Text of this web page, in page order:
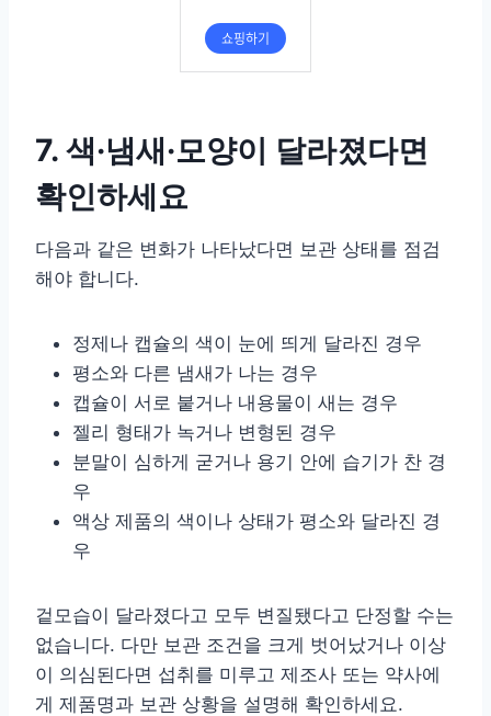
7. 색·냄새·모양이 달라졌다면
확인하세요
다음과 같은 변화가 나타났다면 보관 상태를 점검
해야 합니다.
정제나 캡슐의 색이 눈에 띄게 달라진 경우
평소와 다른 냄새가 나는 경우
캡슐이 서로 붙거나 내용물이 새는 경우
젤리 형태가 녹거나 변형된 경우
분말이 심하게 굳거나 용기 안에 습기가 찬 경
우
액상 제품의 색이나 상태가 평소와 달라진 경
우
겉모습이 달라졌다고 모두 변질됐다고 단정할 수는
없습니다. 다만 보관 조건을 크게 벗어났거나 이상
이 의심된다면 섭취를 미루고 제조사 또는 약사에
게 제품명과 보관 상황을 설명해 확인하세요.